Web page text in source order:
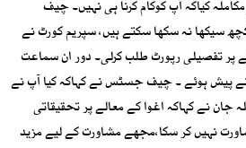
کیاکہ آپ کوکام کرنا ہی نہیں۔ چیف
سیکھا نہ سکھا سکتے ہیں، سپریم کورٹ نے
پر تفصیلی رپورٹ طلب کرلی۔ دور ان سماعت
پیش ہوئے ۔ چیف جسٹس نے کہاکہ کیا آپ نے
جان نے کہاکہ اغوا کے معالے پر تحقیقاتی
نہیں کر سکا،مجھے مشاورت کے لیے مزید